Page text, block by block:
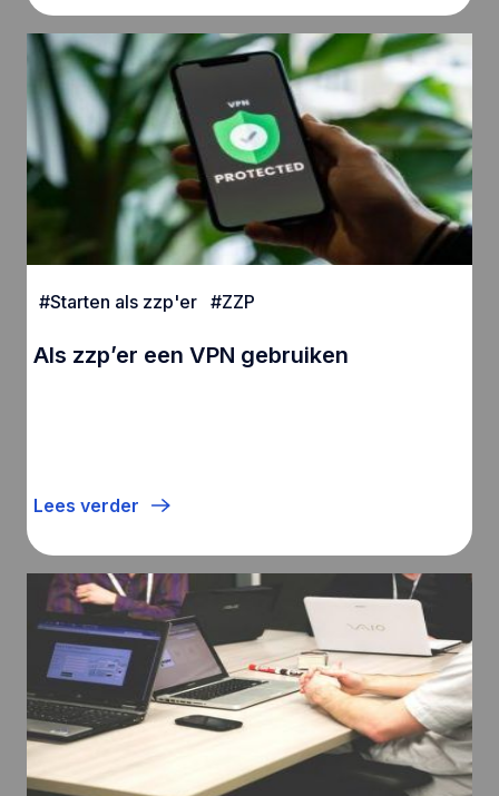
#Starten als zzp'er #ZZP
Als zzp’er een VPN gebruiken
Lees verder